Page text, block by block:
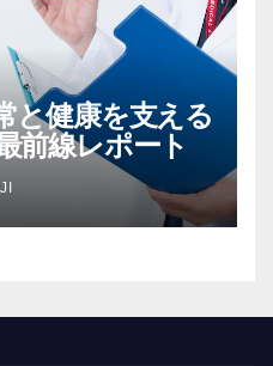
と健康を支える
前線レポート